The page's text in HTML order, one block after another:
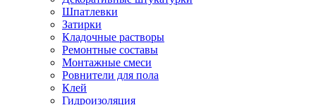
Шпатлевки
Затирки
Кладочные растворы
Ремонтные составы
Монтажные смеси
Ровнители для пола
Клей
Гидроизоляция